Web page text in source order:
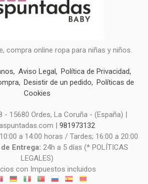
compra online ropa para niñas y niños.
Aviso Legal
Política de Privacidad
Desistir de un pedido
Políticas de
Cookies
- 15680 Ordes, La Coruña - (España) |
| 981973132
a 14:00 horas / Tardes; 16:00 a 20:00
Entrega: 24h a 5 días (* POLÍTICAS
LEGALES)
con Impuestos incluidos